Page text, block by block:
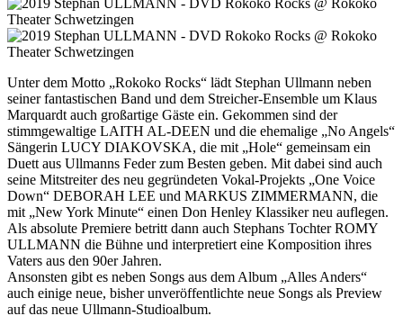
Unter dem Motto „Rokoko Rocks“ lädt Stephan Ullmann neben
seiner fantastischen Band und dem Streicher-Ensemble um Klaus
Marquardt auch großartige Gäste ein. Gekommen sind der
stimmgewaltige LAITH AL-DEEN und die ehemalige „No Angels“
Sängerin LUCY DIAKOVSKA, die mit „Hole“ gemeinsam ein
Duett aus Ullmanns Feder zum Besten geben. Mit dabei sind auch
seine Mitstreiter des neu gegründeten Vokal-Projekts „One Voice
Down“ DEBORAH LEE und MARKUS ZIMMERMANN, die
mit „New York Minute“ einen Don Henley Klassiker neu auflegen.
Als absolute Premiere betritt dann auch Stephans Tochter ROMY
ULLMANN die Bühne und interpretiert eine Komposition ihres
Vaters aus den 90er Jahren.
Ansonsten gibt es neben Songs aus dem Album „Alles Anders“
auch einige neue, bisher unveröffentlichte neue Songs als Preview
auf das neue Ullmann-Studioalbum.